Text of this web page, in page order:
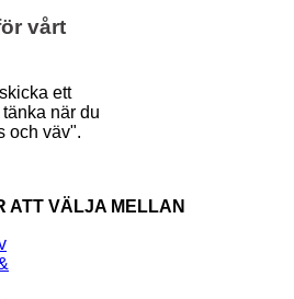
vårt
ett
när du
och väv".
ATT VÄLJA MELLAN